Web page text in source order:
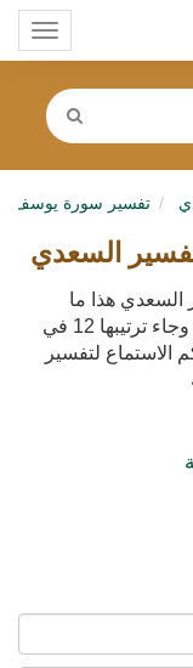
تفسير سورة يوسف
تفسير السعدي هذا ما
سنستعرض بإذن الله سويًا ،هي سورة مكية وجاء ترتيبها 12 في
111. كما يمكنكم الاستماع لتفسير